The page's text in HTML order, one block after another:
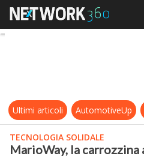
Ultimi articoli AutomotiveUp
TECNOLOGIA SOLIDALE
MarioWay, la carrozzina